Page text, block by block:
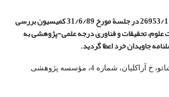
بررسی
علوم، تحقیقات و فناوری درجه علمی‌-پژوهشیبه
جاویدان خرد اعطا گردید.
آدرس : تهــران، خ نوفل لوشاتو، خ آراکلیان، شماره 4،‌ مؤسسه پژوهشی